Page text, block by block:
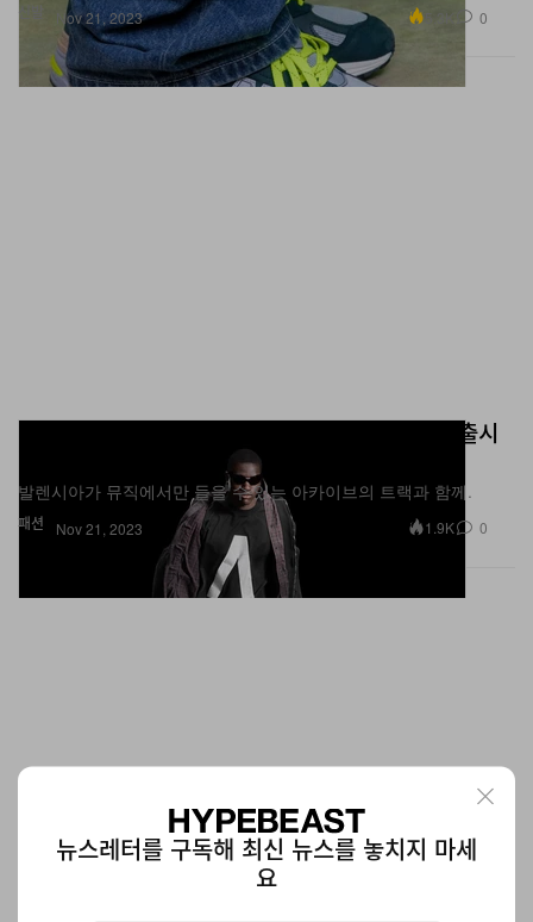
신발 Nov 21, 2023 5.3K 0
패션
발렌시아가, 발렌시아가 뮤직 머천다이즈 컬렉션 출시
발렌시아가 뮤직에서만 들을 수 있는 아카이브의 트랙과 함께.
Nov 21, 2023 1.9K 0
뉴스레터를 구독해 최신 뉴스를 놓치지 마세
요